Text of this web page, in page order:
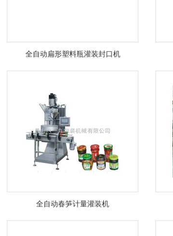
全自动扁形塑料瓶灌装封口机
全自动春笋计量灌装机